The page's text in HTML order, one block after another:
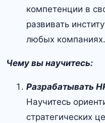
компетенции в
развивать
любых компаниях.
Чему вы научитесь:
Разрабатывать
Научитесь
стратегических